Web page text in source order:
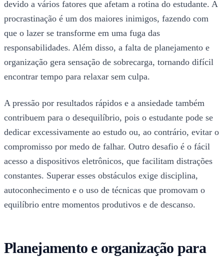
devido a vários fatores que afetam a rotina do estudante. A
procrastinação é um dos maiores inimigos, fazendo com
que o lazer se transforme em uma fuga das
responsabilidades. Além disso, a falta de planejamento e
organização gera sensação de sobrecarga, tornando difícil
encontrar tempo para relaxar sem culpa.
A pressão por resultados rápidos e a ansiedade também
contribuem para o desequilíbrio, pois o estudante pode se
dedicar excessivamente ao estudo ou, ao contrário, evitar o
compromisso por medo de falhar. Outro desafio é o fácil
acesso a dispositivos eletrônicos, que facilitam distrações
constantes. Superar esses obstáculos exige disciplina,
autoconhecimento e o uso de técnicas que promovam o
equilíbrio entre momentos produtivos e de descanso.
Planejamento e organização para